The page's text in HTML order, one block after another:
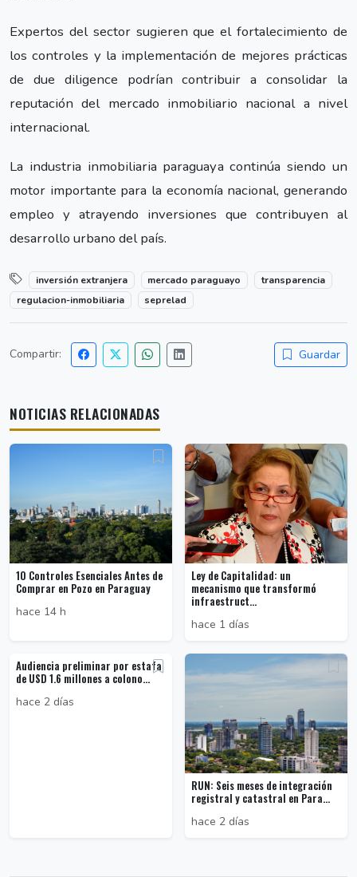
Expertos del sector sugieren que el fortalecimiento de
los controles y la implementación de mejores prácticas
de due diligence podrían contribuir a consolidar la
reputación del mercado inmobiliario nacional a nivel
internacional.
La industria inmobiliaria paraguaya continúa siendo un
motor importante para la economía nacional, generando
empleo y atrayendo inversiones que contribuyen al
desarrollo urbano del país.
inversión extranjera mercado paraguayo
transparencia
regulacion-inmobiliaria
seprelad
Compartir: Guardar
NOTICIAS RELACIONADAS
10 Controles Esenciales Antes de
Comprar en Pozo en Paraguay
hace 14 h
Ley de Capitalidad: un
mecanismo que transformó
infraestruct...
hace 1 días
Audiencia preliminar por estafa
de USD 1.6 millones a colono...
hace 2 días
RUN: Seis meses de integración
registral y catastral en Para...
hace 2 días